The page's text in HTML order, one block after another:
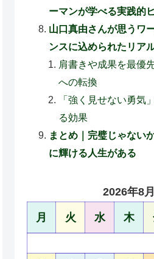
ーマンが学べる実践的
山口真由さんが思うワ
ンスに込められたリア
肩書きや成果を最優
への転換
「強く見せない勇気
る効果
まとめ｜完璧じゃない
に輝ける人生がある
2026年8月
月 火 水 木